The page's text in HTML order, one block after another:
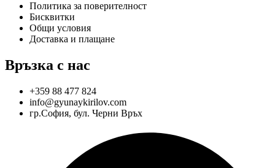
Политика за поверителност
Бисквитки
Общи условия
Доставка и плащане
Връзка с нас
+359 88 477 824
info@gyunaykirilov.com
гр.София, бул. Черни Връх